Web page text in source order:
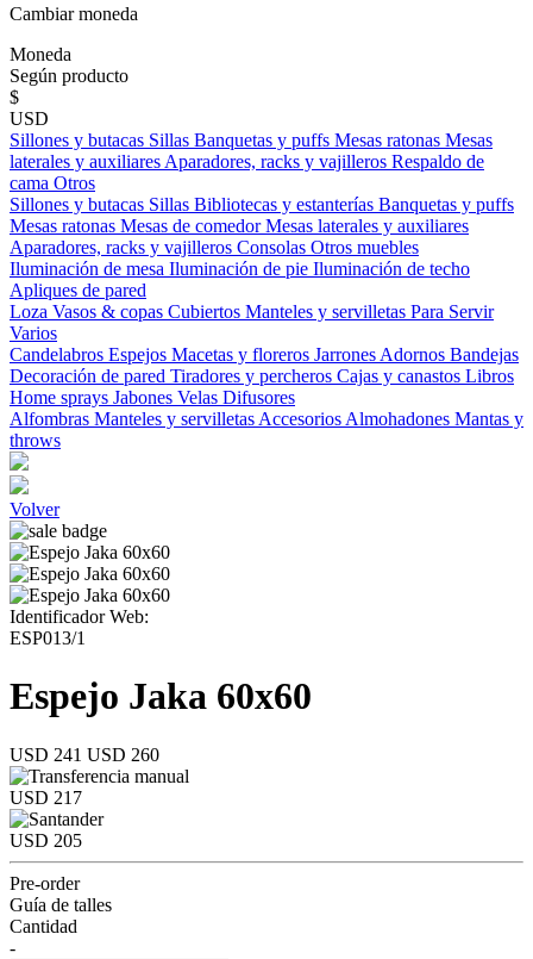
Cambiar moneda
Moneda
Según producto
$
USD
Sillones y butacas Sillas Banquetas y puffs Mesas ratonas Mesas
laterales y auxiliares Aparadores, racks y vajilleros Respaldo de
cama Otros
Sillones y butacas Sillas Bibliotecas y estanterías Banquetas y puffs
Mesas ratonas Mesas de comedorMesas laterales y auxiliares
Aparadores, racks y vajilleros Consolas Otros muebles
Iluminación de mesa Iluminación de pie Iluminación de techo
Apliques de pared
Loza Vasos & copas Cubiertos Manteles y servilletas Para Servir
Varios
Candelabros Espejos Macetas y floreros Jarrones Adornos Bandejas
Decoración de pared Tiradores y percheros Cajas y canastos Libros
Home sprays Jabones Velas Difusores
Alfombras Manteles y servilletas Accesorios Almohadones Mantas y
throws
Volver
Identificador Web:
ESP013/1
Espejo Jaka 60x60
USD 241 USD 260
USD 217
USD 205
Pre-order
Guía de talles
Cantidad
-